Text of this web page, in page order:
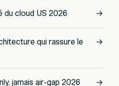
du cloud US 2026 →
qui rassure le
→
jamais air-gap 2026 →